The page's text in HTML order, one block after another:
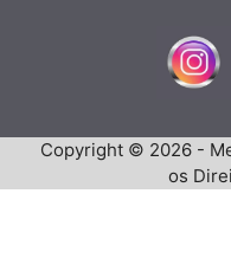
Copyright © 2026 -
os